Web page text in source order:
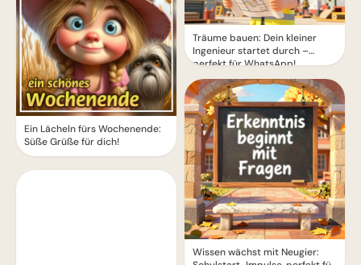
Ein Lächeln fürs Wochenende:
Süße Grüße für dich!
Träume bauen: Dein kleiner
Ingenieur startet durch –
perfekt für WhatsApp!
Wissen wächst mit Neugier: